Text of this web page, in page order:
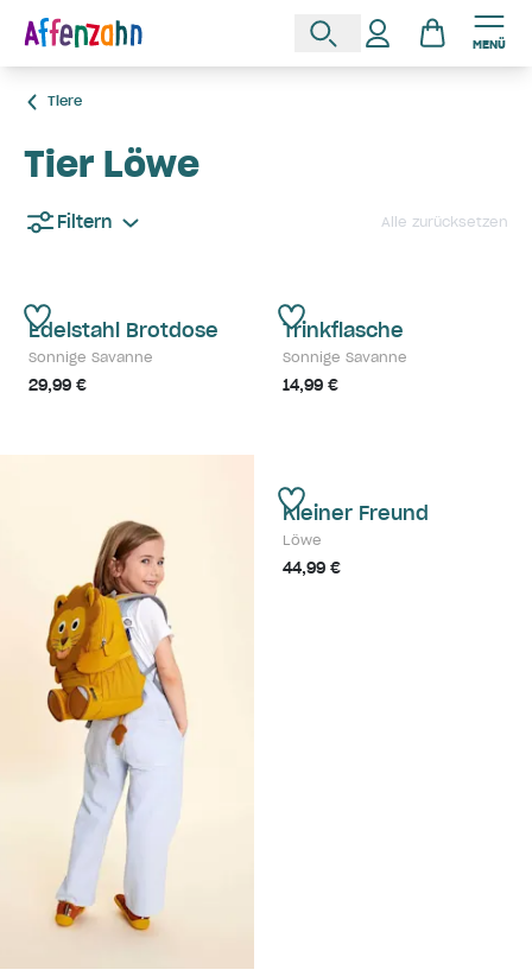
MENÜ
Tiere
Tier Löwe
Filtern Alle zurücksetzen
Edelstahl Brotdose
Sonnige Savanne
29,99 €
Trinkflasche
Sonnige Savanne
14,99 €
Kleiner Freund
Löwe
44,99 €